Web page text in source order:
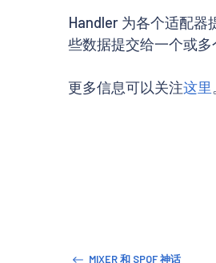
Handler 为各个适配
些数据提交给一个或多
更多信息可以关注这里
MIXER 和 SPOF 神话